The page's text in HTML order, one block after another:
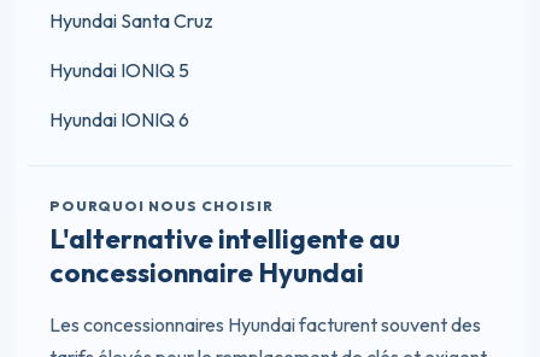
Hyundai Santa Cruz
Hyundai IONIQ 5
Hyundai IONIQ 6
POURQUOI NOUS CHOISIR
L'alternative intelligente au
concessionnaire Hyundai
Les concessionnaires Hyundai facturent souvent des